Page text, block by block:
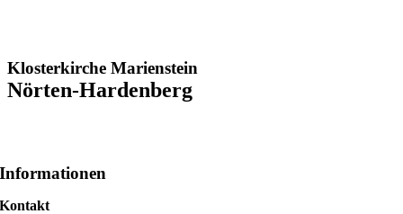
Klosterkirche Marienstein
Nörten-Hardenberg
Informationen
Kontakt